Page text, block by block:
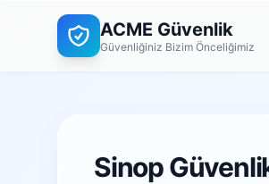
ACME Güvenlik
Güvenliğiniz Bizim Önceliğimiz
Sinop